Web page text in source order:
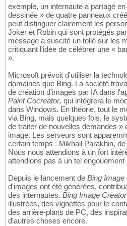
exemple, un internaute a partagé
dessinée » de quatre panneaux
peut distinguer clairement les
Joker et Robin qui sont protégés
message a suscité un tollé sur les
critiquant l'idée de célébrer une «
».
Microsoft prévoit d'utiliser la
domaines que Bing. La société
de création d'images par IA dans
Paint Cocreator, qui intégrera le
dans Windows. En théorie, tout le
via Bing, mais quelques fois, le
de traiter de nouvelles demandes »
image. Les serveurs sont
certain temps : Mikhail Parakhin,
Nous nous attendions à un fort
attendions pas à un tel engouement
Depuis le lancement de Bing Image
d'images ont été générées,
des internautes. Bing Image Creator
illustrées, des vignettes pour le
des arrière-plans de PC, des
d'autres choses encore.